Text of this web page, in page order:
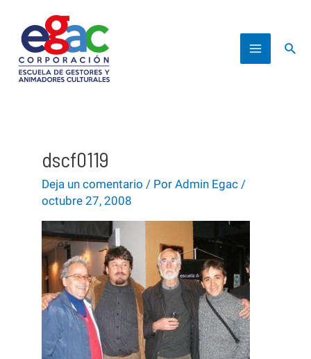
contenido
Main
dscf0119
Deja un comentario / PorAdmin Egac /
octubre 27, 2008